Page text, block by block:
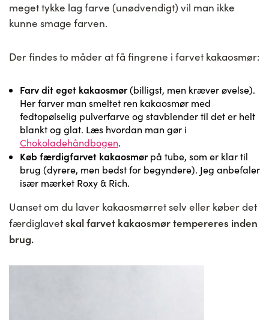
meget tykke lag farve (unødvendigt) vil man ikke
kunne smage farven.
Der findes to måder at få fingrene i farvet kakaosmør:
Farv dit eget kakaosmør(billigst, men kræver øvelse).
Her farver man smeltet ren kakaosmør med
fedtopølselig pulverfarve og stavblender til det er helt
blankt og glat. Læs hvordan man gør i
Chokoladehåndbogen.
Køb færdigfarvet kakaosmørpå tube, som er klar til
brug (dyrere, men bedst for begyndere). Jeg anbefaler
især mærket Roxy & Rich.
Uanset om du laver kakaosmørret selv eller køber det
færdiglavetskal farvet kakaosmør tempereres inden
brug.